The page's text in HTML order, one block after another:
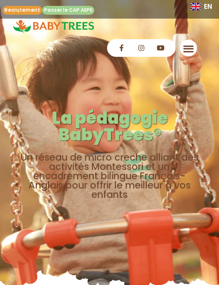
Recrutement Passer le CAP AEPE EN
La pédagogie
BabyTrees®
Un réseau de micro creche alliant des
activités Montessori et un
encadrement bilingue Français-
Anglais pour offrir le meilleur à vos
enfants